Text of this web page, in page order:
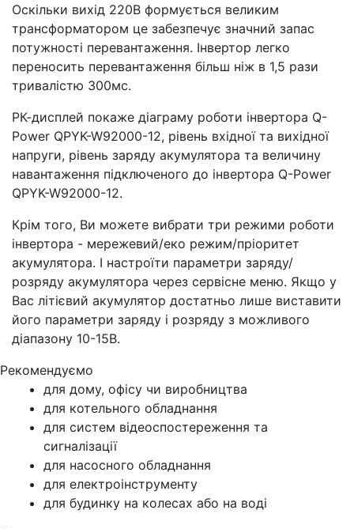
Оскільки вихід 220В формується великим
трансформатором це забезпечує значний запас
потужності перевантаження. Інвертор легко
переносить перевантаження більш ніж в 1,5 рази
тривалістю 300мс.
РК-дисплей покаже діаграму роботи інвертора Q-
Power QPYK-W92000-12, рівень вхідної та вихідної
напруги, рівень заряду акумулятора та величину
навантаження підключеного до інвертора Q-Power
QPYK-W92000-12.
Крім того, Ви можете вибрати три режими роботи
інвертора - мережевий/еко режим/пріоритет
акумулятора. І настроїти параметри заряду/
розряду акумулятора через сервісне меню. Якщо у
Вас літієвий акумулятор достатньо лише виставити
його параметри заряду і розряду з можливого
діапазону 10-15В.
Рекомендуємо
для дому, офісу чи виробництва
для котельного обладнання
для систем відеоспостереження та
сигналізації
для насосного обладнання
для електроінструменту
для будинку на колесах або на воді